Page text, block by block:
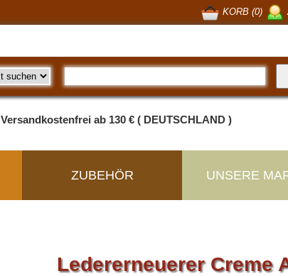
KORB (0)
Versandkostenfrei ab 130 € ( DEUTSCHLAND )
ZUBEHÖR UNSERE
Ledererneuerer Creme